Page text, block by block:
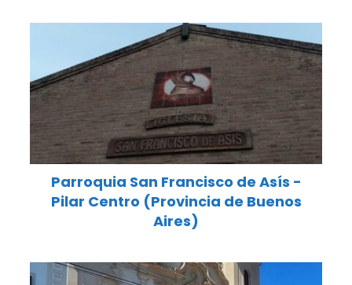
Parroquia San Francisco de Asís -
Pilar Centro (Provincia de Buenos
Aires)